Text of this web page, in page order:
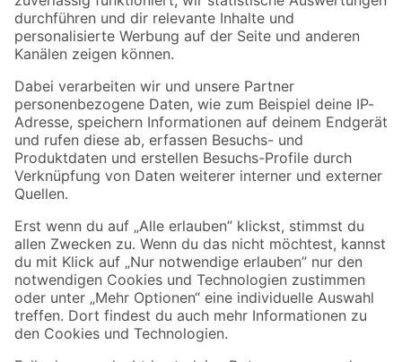
Folge uns
Zahlungsarten Versandarten
Sicher einkaufen
Jetzt die toom-App herunterladen